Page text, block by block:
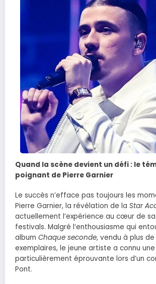
Quand la scène devient un défi : le
poignant de Pierre Garnier
Le succès n’efface pas toujours les
Pierre Garnier, la révélation de la Star
actuellement l’expérience au cœur de
festivals. Malgré l’enthousiasme qui
album Chaque seconde, vendu à plus
exemplaires, le jeune artiste a connu
particulièrement éprouvante lors d’un
Pont.